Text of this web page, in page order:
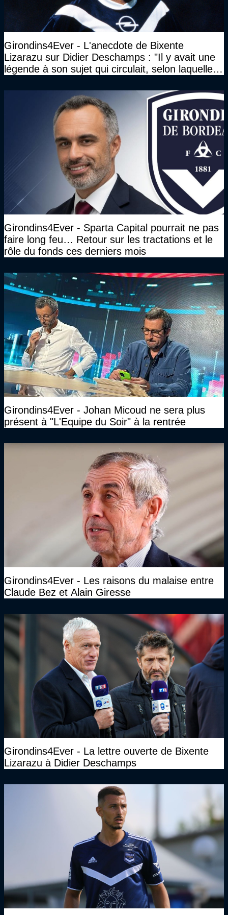
Girondins4Ever - L'anecdote de Bixente
Lizarazu sur Didier Deschamps : "Il y avait une
légende à son sujet qui circulait, selon laquelle il
Girondins4Ever - Sparta Capital pourrait ne pas
faire long feu… Retour sur les tractations et le
rôle du fonds ces derniers mois
Girondins4Ever - Johan Micoud ne sera plus
présent à "L'Equipe du Soir" à la rentrée
Girondins4Ever - Les raisons du malaise entre
Claude Bez et Alain Giresse
Girondins4Ever - La lettre ouverte de Bixente
Lizarazu à Didier Deschamps